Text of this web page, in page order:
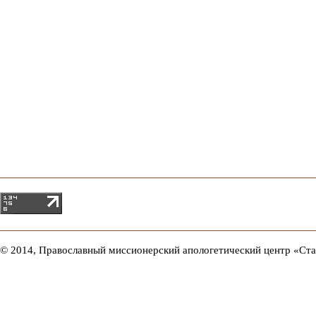
© 2014, Православный миссионерский апологетический центр